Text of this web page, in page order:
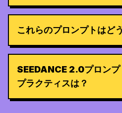
これらのプロンプトはど
SEEDANCE 2.0プロンプ
プラクティスは？